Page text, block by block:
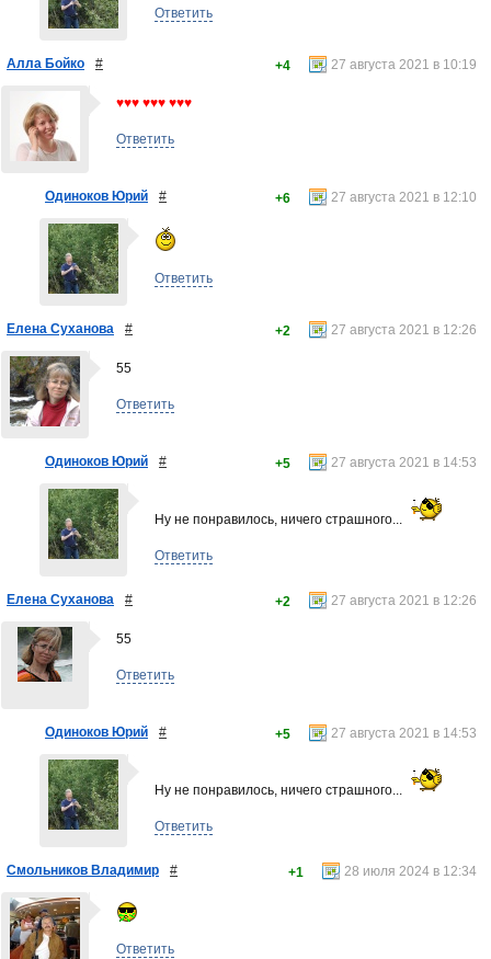
Ответить
Алла Бойко # 27 августа 2021 в 10:19
+4
♥♥♥ ♥♥♥ ♥♥♥
Ответить
Одиноков Юрий # 27 августа 2021 в 12:10
+6
Ответить
Елена Суханова # 27 августа 2021 в 12:26
+2
55
Ответить
Одиноков Юрий # 27 августа 2021 в 14:53
+5
Ну не понравилось, ничего страшного...
Ответить
Елена Суханова # 27 августа 2021 в 12:26
+2
55
Ответить
Одиноков Юрий # 27 августа 2021 в 14:53
+5
Ну не понравилось, ничего страшного...
Ответить
Смольников Владимир # 28 июля 2024 в 12:34
+1
Ответить